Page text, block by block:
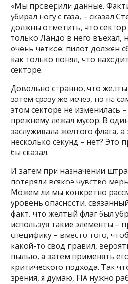
«Мы проверили данные.
убирал ногу с газа, – сказал
должны отметить, что
только Ландо в него въехал,
очень четкое: пилот должен
как только понял, что
секторе.
Довольно странно, что
затем сразу же исчез, но на
этом секторе не изменилась
прежнему лежал мусор. В
заслуживала желтого флага, а
несколько секунд – нет? Это
бы сказал.
И затем при назначении
потеряли всякое чувство
Можем ли мы конкретно
уровень опасности,
факт, что желтый флаг был
используя такие элементы –
специфику – вместо того,
какой-то свод правил,
пылью, а затем применять
критического подхода. Так
зрения, я думаю, FIA нужно